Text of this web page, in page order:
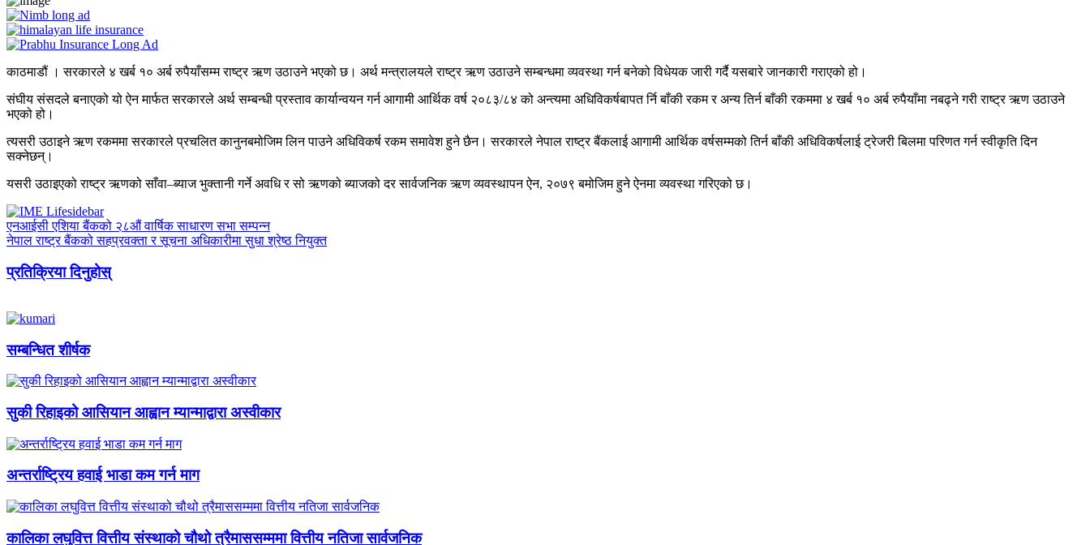
काठमाडौं । सरकारले ४ खर्ब १० अर्ब रुपैयाँसम्म राष्ट्र ऋण उठाउने भएको छ। अर्थ मन्त्रालयले राष्ट्र ऋण उठाउने सम्बन्धमा व्यवस्था गर्न बनेको विधेयक जारी गर्दै यसबारे जानकारी गराएको हो।
संघीय संसदले बनाएको यो ऐन मार्फत सरकारले अर्थ सम्बन्धी प्रस्ताव कार्यान्वयन गर्न आगामी आर्थिक वर्ष २०८३/८४ को अन्त्यमा अधिविकर्षबापत र्नि बाँकी रकम र अन्य तिर्न बाँकी रकममा ४ खर्ब १० अर्ब रुपैयाँमा नबढ्ने गरी राष्ट्र ऋण उठाउने
भएको हो।
त्यसरी उठाइने ऋण रकममा सरकारले प्रचलित कानुनबमोजिम लिन पाउने अधिविकर्ष रकम समावेश हुने छैन। सरकारले नेपाल राष्ट्र बैंकलाई आगामी आर्थिक वर्षसम्मको तिर्न बाँकी अधिविकर्षलाई ट्रेजरी बिलमा परिणत गर्न स्वीकृति दिन
सक्नेछन्।
यसरी उठाइएको राष्ट्र ऋणको साँवा–ब्याज भुक्तानी गर्ने अवधि र सो ऋणको ब्याजको दर सार्वजनिक ऋण व्यवस्थापन ऐन, २०७९ बमोजिम हुने ऐनमा व्यवस्था गरिएको छ।
एनआईसी एशिया बैंकको २८औं वार्षिक साधारण सभा सम्पन्न
नेपाल राष्ट्र बैंकको सहप्रवक्ता र सूचना अधिकारीमा सुधा श्रेष्ठ नियुक्त
प्रतिक्रिया दिनुहोस्
सम्बन्धित शीर्षक
सुकी रिहाइको आसियान आह्वान म्यान्माद्वारा अस्वीकार
अन्तर्राष्ट्रिय हवाई भाडा कम गर्न माग
कालिका लघुवित्त वित्तीय संस्थाको चौथो त्रैमाससम्ममा वित्तीय नतिजा सार्वजनिक